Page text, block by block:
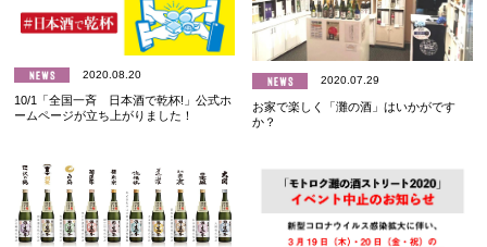
2020.08.20
10/1「全国一斉 日本酒で乾杯!」公式ホ
ームページが立ち上がりました！
2020.07.29
お家で楽しく「灘の酒」はいかがです
か？